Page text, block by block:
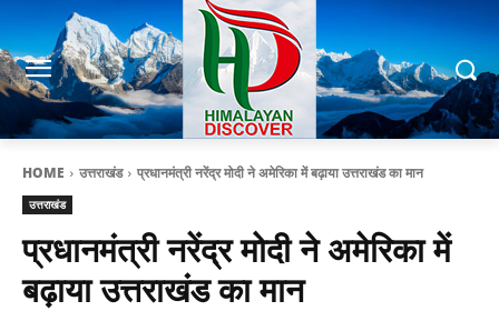
HOME उत्तराखंड प्रधानमंत्री नरेंद्र मोदी ने अमेरिका में बढ़ाया उत्तराखंड का मान
उत्तराखंड
प्रधानमंत्री नरेंद्र मोदी ने अमेरिका में
बढ़ाया उत्तराखंड का मान